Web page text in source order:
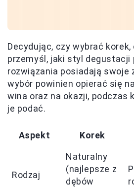
Decydując, czy wybrać
przemyśl, jaki styl degustacji
rozwiązania posiadają swoje
wybór powinien opierać się
wina oraz na okazji, podczas
je podać.
Aspekt Korek
Rodzaj
Naturalny
(najlepsze z
dębów